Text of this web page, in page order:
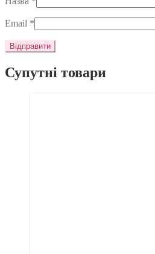
Email *
Супутні товари